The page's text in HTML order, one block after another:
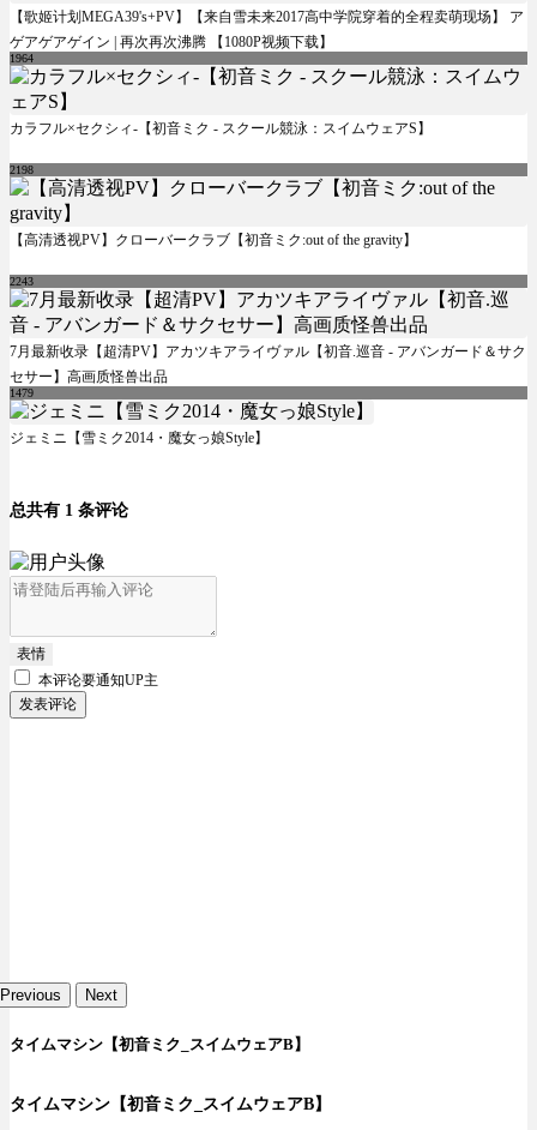
【歌姬计划MEGA39's+PV】【来自雪未来2017高中学院穿着的全程卖萌现场】 ア
ゲアゲアゲイン | 再次再次沸腾 【1080P视频下载】
1964
カラフル×セクシィ-【初音ミク - スクール競泳：スイムウェアS】
2198
【高清透视PV】クローバークラブ【初音ミク:out of the gravity】
2243
7月最新收录【超清PV】アカツキアライヴァル【初音.巡音 - アバンガード＆サク
セサー】高画质怪兽出品
1479
ジェミニ【雪ミク2014・魔女っ娘Style】
总共有 1 条评论
表情
本评论要通知UP主
发表评论
Previous Next
タイムマシン【初音ミク_スイムウェアB】
タイムマシン【初音ミク_スイムウェアB】